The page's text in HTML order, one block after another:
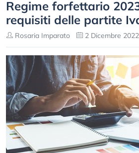
Regime forfettario
requisiti delle partite
Rosaria Imparato 2 Dicembre